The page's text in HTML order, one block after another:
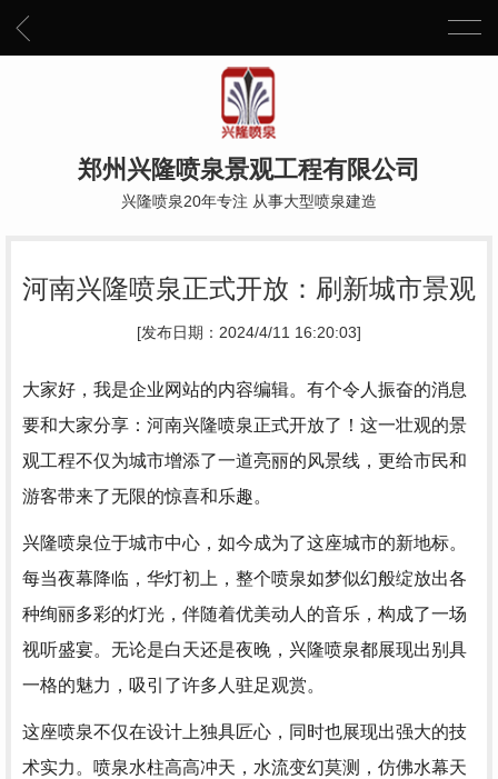
郑州兴隆喷泉景观工程有限公司
兴隆喷泉20年专注 从事大型喷泉建造
河南兴隆喷泉正式开放：刷新城市景观
[发布日期：2024/4/11 16:20:03]
大家好，我是企业网站的内容编辑。有个令人振奋的消息
要和大家分享：河南兴隆喷泉正式开放了！这一壮观的景
观工程不仅为城市增添了一道亮丽的风景线，更给市民和
游客带来了无限的惊喜和乐趣。
兴隆喷泉位于城市中心，如今成为了这座城市的新地标。
每当夜幕降临，华灯初上，整个喷泉如梦似幻般绽放出各
种绚丽多彩的灯光，伴随着优美动人的音乐，构成了一场
视听盛宴。无论是白天还是夜晚，兴隆喷泉都展现出别具
一格的魅力，吸引了许多人驻足观赏。
这座喷泉不仅在设计上独具匠心，同时也展现出强大的技
术实力。喷泉水柱高高冲天，水流变幻莫测，仿佛水幕天